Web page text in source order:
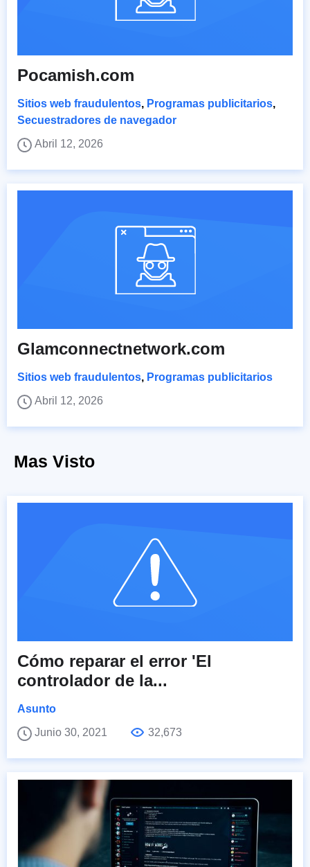
Pocamish.com
Sitios web fraudulentos, Programas publicitarios,
Secuestradores de navegador
Abril 12, 2026
Glamconnectnetwork.com
Sitios web fraudulentos, Programas publicitarios
Abril 12, 2026
Mas Visto
Cómo reparar el error 'El
controlador de la...
Asunto
Junio 30, 2021
32,673